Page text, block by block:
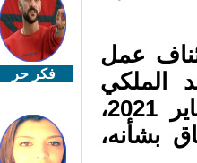
عمل
الملكي
للثقافة الأمازيغية، انطلاقا من يوم الاثنين 4 يناير 2021،
بشأنه،
فكر حر